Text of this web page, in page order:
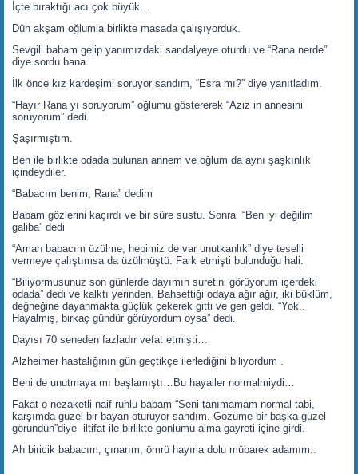
İçte bıraktığı acı çok büyük…
Dün akşam oğlumla birlikte masada çalışıyorduk.
Sevgili babam gelip yanımızdaki sandalyeye oturdu ve “Rana nerde”
diye sordu bana
İlk önce kız kardeşimi soruyor sandım, “Esra mı?” diye yanıtladım.
“Hayır Rana yı soruyorum” oğlumu göstererek “Aziz in annesini
soruyorum” dedi.
Şaşırmıştım.
Ben ile birlikte odada bulunan annem ve oğlum da aynı şaşkınlık
içindeydiler.
“Babacım benim, Rana” dedim
Babam gözlerini kaçırdı ve bir süre sustu. Sonra “Ben iyi değilim
galiba” dedi
“Aman babacım üzülme, hepimiz de var unutkanlık” diye teselli
vermeye çalıştımsa da üzülmüştü. Fark etmişti bulunduğu hali.
“Biliyormusunuz son günlerde dayımın suretini görüyorum içerdeki
odada” dedi ve kalktı yerinden. Bahsettiği odaya ağır ağır, iki büklüm,
değneğine dayanmakta güçlük çekerek gitti ve geri geldi. “Yok..
Hayalmiş, birkaç gündür görüyordum oysa” dedi.
Dayısı 70 seneden fazladır vefat etmişti…
Alzheimer hastalığının gün geçtikçe ilerlediğini biliyordum .
Beni de unutmaya mı başlamıştı…Bu hayaller normalmiydi…
Fakat o nezaketli naif ruhlu babam “Seni tanımamam normal tabi,
karşımda güzel bir bayan oturuyor sandım. Gözüme bir başka güzel
göründün”diye iltifat ile birlikte gönlümü alma gayreti içine girdi.
Ah biricik babacım, çınarım, ömrü hayırla dolu mübarek adamım..